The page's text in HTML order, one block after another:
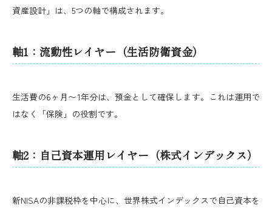
資産設計」は、5つの軸で構成されます。
軸1：流動性レイヤー（生活防衛資金）
生活費の6ヶ月〜1年分は、預金として確保します。これは運用で
はなく「保険」の役割です。
軸2：自己資本運用レイヤー（株式インデックス）
新NISAの非課税枠を中心に、世界株式インデックスで自己資本を